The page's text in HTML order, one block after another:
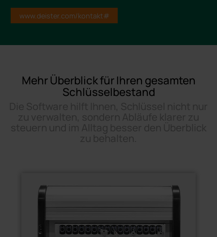
www.deister.com/kontakt#
Mehr Überblick für Ihren gesamten
Schlüsselbestand